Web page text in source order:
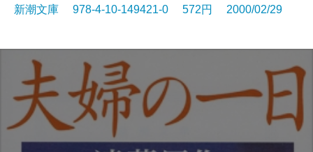
新潮文庫 978-4-10-149421-0 572円 2000/02/29